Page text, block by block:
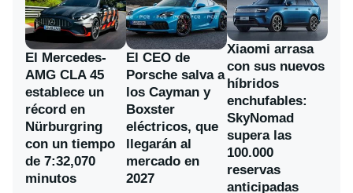
El Mercedes-
AMG CLA 45
establece un
récord en
Nürburgring
con un tiempo
de 7:32,070
minutos
El CEO de
Porsche salva a
los Cayman y
Boxster
eléctricos, que
llegarán al
mercado en
2027
Xiaomi arrasa
con sus nuevos
híbridos
enchufables:
SkyNomad
supera las
100.000
reservas
anticipadas